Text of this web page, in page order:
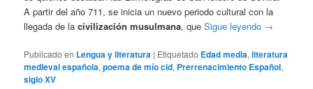
A partir del año 711, se inicia un nuevo periodo cultural con la
llegada de lacivilización musulmana, queSigue leyendo →
Publicado en Lengua y literatura | Etiquetado Edad media,literatura
medieval española,poema de mío cid, Prerrenacimiento Español,
siglo XV